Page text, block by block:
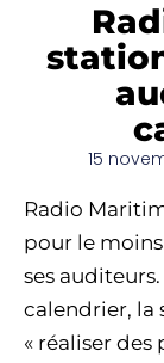
15
Radio
pour le
ses
calendrier, la
« réaliser